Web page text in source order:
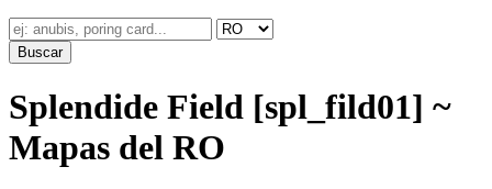
Splendide Field [spl_fild01] ~
Mapas del RO